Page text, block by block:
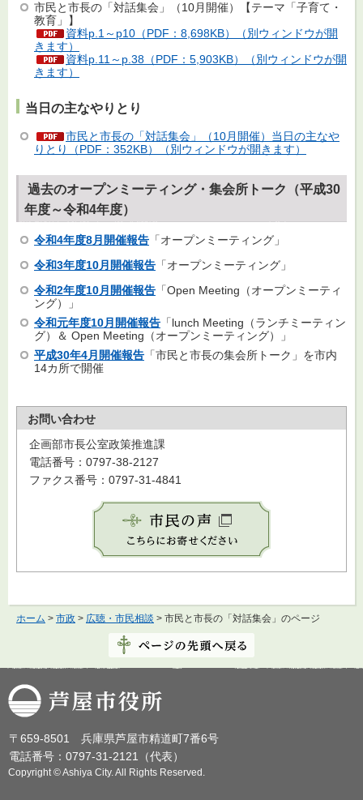
市民と市長の「対話集会」（10月開催）【テーマ「子育て・
教育」】
資料p.1～p10（PDF：8,698KB）（別ウィンドウが開
きます）
資料p.11～p.38（PDF：5,903KB）（別ウィンドウが開
きます）
当日の主なやりとり
市民と市長の「対話集会」（10月開催）当日の主なや
りとり（PDF：352KB）（別ウィンドウが開きます）
過去のオープンミーティング・集会所トーク（平成30
年度～令和4年度）
令和4年度8月開催報告 「オープンミーティング」
令和3年度10月開催報告 「オープンミーティング」
令和2年度10月開催報告 「Open Meeting（オープンミーティ
ング）」
令和元年度10月開催報告 「lunch Meeting（ランチミーティン
グ）＆ Open Meeting（オープンミーティング）」
平成30年4月開催報告 「市民と市長の集会所トーク」を市内
14カ所で開催
お問い合わせ
企画部市長公室政策推進課
電話番号：0797-38-2127
ファクス番号：0797-31-4841
ホーム > 市政 > 広聴・市民相談 > 市民と市長の「対話集会」のページ
芦屋市役所
〒659-8501 兵庫県芦屋市精道町7番6号
電話番号：0797-31-2121（代表）
Copyright © Ashiya City. All Rights Reserved.